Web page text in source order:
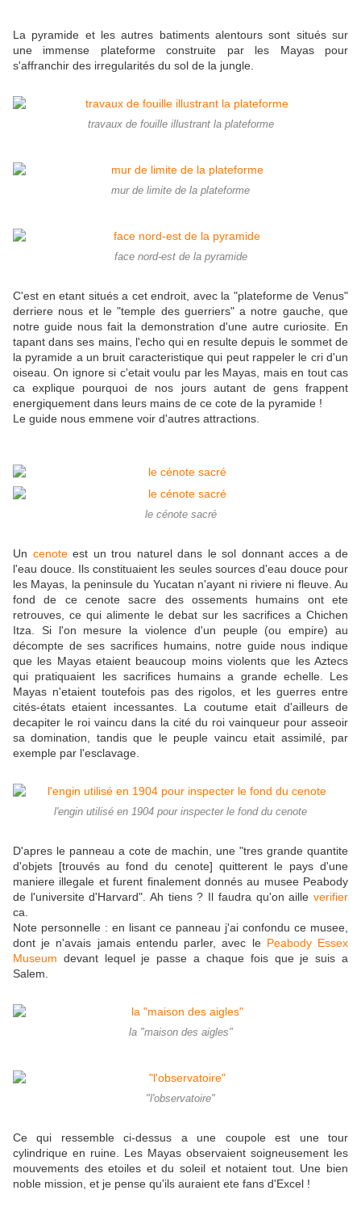
La pyramide et les autres batiments alentours sont situés sur
une immense plateforme construite par les Mayas pour
s'affranchir des irregularités du sol de la jungle.
travaux de fouille illustrant la plateforme
mur de limite de la plateforme
face nord-est de la pyramide
C'est en etant situés a cet endroit, avec la "plateforme de Venus"
derriere nous et le "temple des guerriers" a notre gauche, que
notre guide nous fait la demonstration d'une autre curiosite. En
tapant dans ses mains, l'echo qui en resulte depuis le sommet de
la pyramide a un bruit caracteristique qui peut rappeler le cri d'un
oiseau. On ignore si c'etait voulu par les Mayas, mais en tout cas
ca explique pourquoi de nos jours autant de gens frappent
energiquement dans leurs mains de ce cote de la pyramide !
Le guide nous emmene voir d'autres attractions.
le cénote sacré
Un cenoteest un trou naturel dans le sol donnant acces a de
l'eau douce. Ils constituaient les seules sources d'eau douce pour
les Mayas, la peninsule du Yucatan n'ayant ni riviere ni fleuve. Au
fond de ce cenote sacre des ossements humains ont ete
retrouves, ce qui alimente le debat sur les sacrifices a Chichen
Itza. Si l'on mesure la violence d'un peuple (ou empire) au
décompte de ses sacrifices humains, notre guide nous indique
que les Mayas etaient beaucoup moins violents que les Aztecs
qui pratiquaient les sacrifices humains a grande echelle. Les
Mayas n'etaient toutefois pas des rigolos, et les guerres entre
cités-états etaient incessantes. La coutume etait d'ailleurs de
decapiter le roi vaincu dans la cité du roi vainqueur pour asseoir
sa domination, tandis que le peuple vaincu etait assimilé, par
exemple par l'esclavage.
l'engin utilisé en 1904 pour inspecter le fond du cenote
D'apres le panneau a cote de machin, une "tres grande quantite
d'objets [trouvés au fond du cenote] quitterent le pays d'une
maniere illegale et furent finalement donnés au musee Peabody
de l'universite d'Harvard". Ah tiens ? Il faudra qu'on aille verifier
ca.
Note personnelle : en lisant ce panneau j'ai confondu ce musee,
dont je n'avais jamais entendu parler, avec le Peabody Essex
Museum devant lequel je passe a chaque fois que je suis a
Salem.
la "maison des aigles"
"l'observatoire"
Ce qui ressemble ci-dessus a une coupole est une tour
cylindrique en ruine. Les Mayas observaient soigneusement les
mouvements des etoiles et du soleil et notaient tout. Une bien
noble mission, et je pense qu'ils auraient ete fans d'Excel !